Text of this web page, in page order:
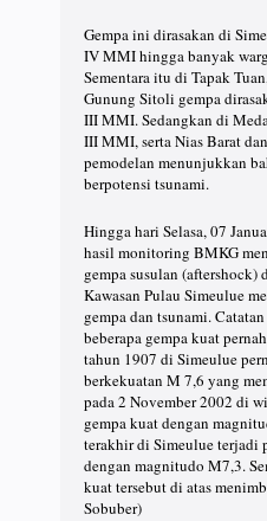
Gempa ini dirasakan di
IV MMI hingga banyak
Sementara itu di Tapak
Gunung Sitoli gempa
III MMI. Sedangkan di
III MMI, serta Nias Barat
pemodelan menunjukkan
berpotensi tsunami.
Hingga hari Selasa, 07
hasil monitoring BMKG
gempa susulan
Kawasan Pulau Simeulue
gempa dan tsunami.
beberapa gempa kuat
tahun 1907 di Simeulue
berkekuatan M 7,6 yang
pada 2 November 2002 di
gempa kuat dengan
terakhir di Simeulue terjadi
dengan magnitudo M7,3.
kuat tersebut di atas
Sobuber)